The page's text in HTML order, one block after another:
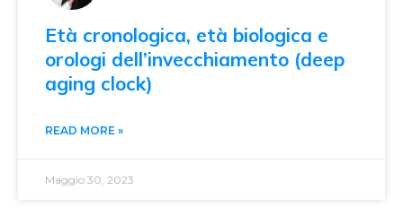
Età cronologica, età biologica e
orologi dell’invecchiamento (deep
aging clock)
READ MORE »
Maggio 30, 2023